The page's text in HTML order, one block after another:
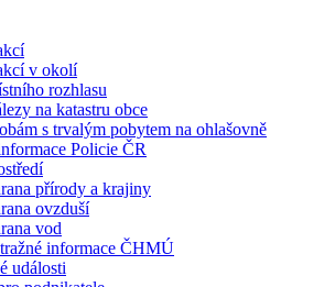
v okolí
rozhlasu
na katastru obce
s trvalým pobytem na ohlašovně
Policie ČR
přírody a krajiny
ovzduší
vod
informace ČHMÚ
události